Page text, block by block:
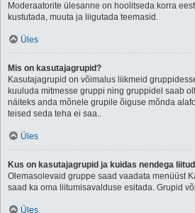
Moderaatorite ülesanne on hoolitseda korra
kustutada, muuta ja liigutada teemasid.
Üles
Mis on kasutajagrupid?
Kasutajagrupid on võimalus liikmeid
kuuluda mitmesse gruppi ning gruppidel saab
näiteks anda mõnele grupile õiguse mõnda
teised seda teha ei saa..
Üles
Kus on kasutajagrupid ja kuidas nendega
Olemasolevaid gruppe saad vaadata menüüst
saad ka oma liitumisavalduse esitada. Grupid
Üles